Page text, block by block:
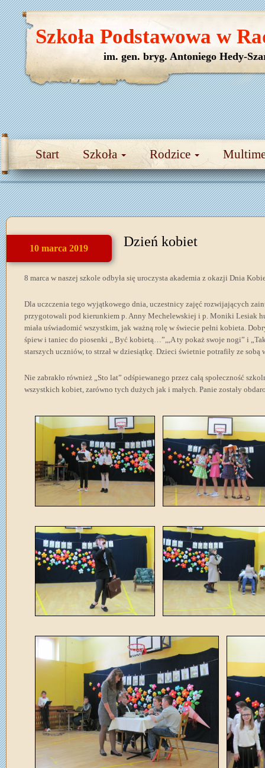
Start Szkoła Rodzice
Szkoła Podstawowa w
im. gen. bryg. Antoniego Hedy-
10 marca 2019 Dzień kobiet
8 marca w naszej szkole odbyła się uroczysta akademia z okazji Dnia
Dla uczczenia tego wyjątkowego dnia, uczestnicy zajęć rozwijających
przygotowali pod kierunkiem p. Anny Mechelewskiej i p. Moniki Lesiak
miała uświadomić wszystkim, jak ważną rolę w świecie pełni kobieta.
śpiew i taniec do piosenki ,, Być kobietą…”,,,A ty pokaż swoje nogi” i „Tak
starszych uczniów, to strzał w dziesiątkę. Dzieci świetnie potrafiły ze sobą
Nie zabrakło również „Sto lat” odśpiewanego przez całą społeczność
wszystkich kobiet, zarówno tych dużych jak i małych. Panie zostały